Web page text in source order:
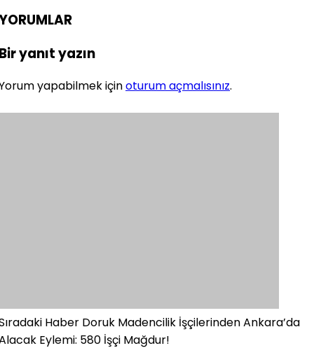
yanıt yazın
yapabilmek içinoturum açmalısınız.
Haber Doruk Madencilik İşçilerinden Ankara’da
Eylemi: 580 İşçi Mağdur!